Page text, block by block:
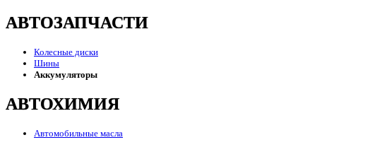
АВТОЗАПЧАСТИ
Колесные диски
Шины
Аккумуляторы
АВТОХИМИЯ
Автомобильные масла